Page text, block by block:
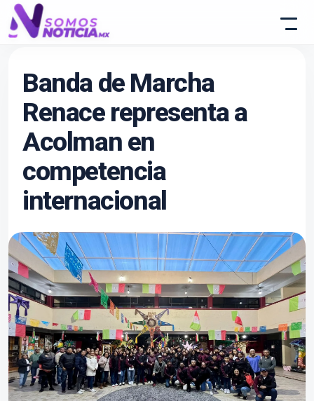
Banda de Marcha
Renace representa a
Acolman en
competencia
internacional